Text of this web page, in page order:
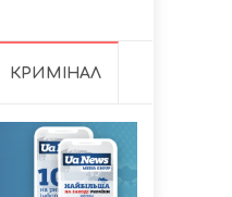
КРИМІНАЛ